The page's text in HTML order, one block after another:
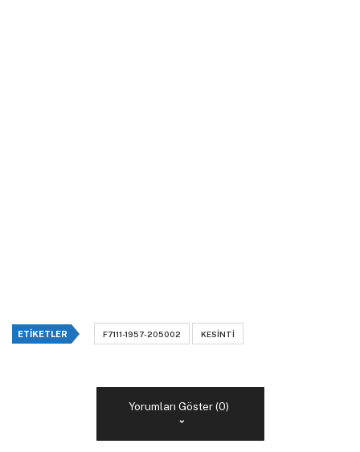
ETIKETLER F7111-1957-205002 KESINTI
Yorumları Göster (0)